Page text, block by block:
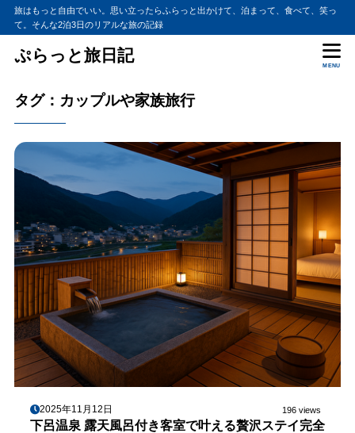
旅はもっと自由でいい。思い立ったらふらっと出かけて、泊まって、食べて、笑っ
て。そんな2泊3日のリアルな旅の記録
ぷらっと旅日記
MENU
タグ：カップルや家族旅行
2025年11月12日 196 views
下呂温泉 露天風呂付き客室で叶える贅沢ステイ完全